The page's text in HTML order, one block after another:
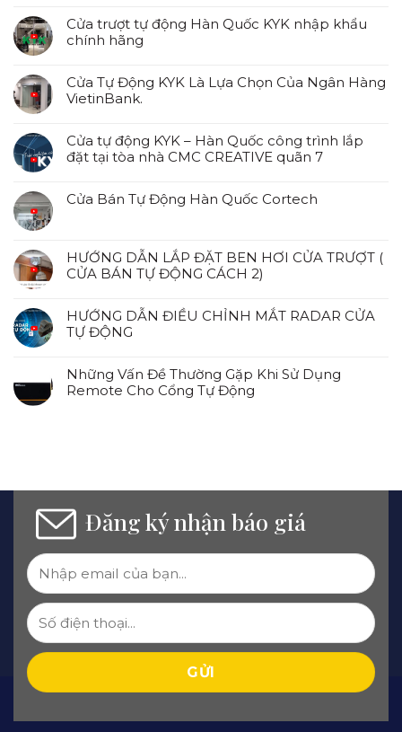
Cửa trượt tự động Hàn Quốc KYK nhập khẩu
chính hãng
Cửa Tự Động KYK Là Lựa Chọn Của Ngân Hàng
VietinBank.
Cửa tự động KYK – Hàn Quốc công trình lắp
đặt tại tòa nhà CMC CREATIVE quãn 7
Cửa Bán Tự Động Hàn Quốc Cortech
HƯỚNG DẪN LẮP ĐẶT BEN HƠI CỬA TRƯỢT (
CỬA BÁN TỰ ĐỘNG CÁCH 2)
HƯỚNG DẪN ĐIỀU CHỈNH MẮT RADAR CỬA
TỰ ĐỘNG
Những Vấn Đề Thường Gặp Khi Sử Dụng
Remote Cho Cổng Tự Động
Đăng ký nhận báo giá